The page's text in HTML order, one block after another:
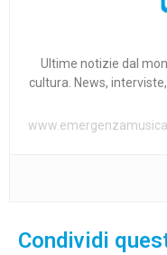
Ultime notizie dal
cultura. News,
Condividi